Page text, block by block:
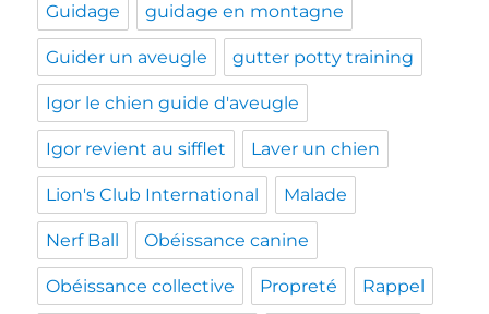
Guidage guidage en montagne
Guider un aveugle gutter potty training
Igor le chien guide d'aveugle
Igor revient au sifflet Laver un chien
Lion's Club International Malade
Nerf Ball Obéissance canine
Obéissance collective Propreté Rappel